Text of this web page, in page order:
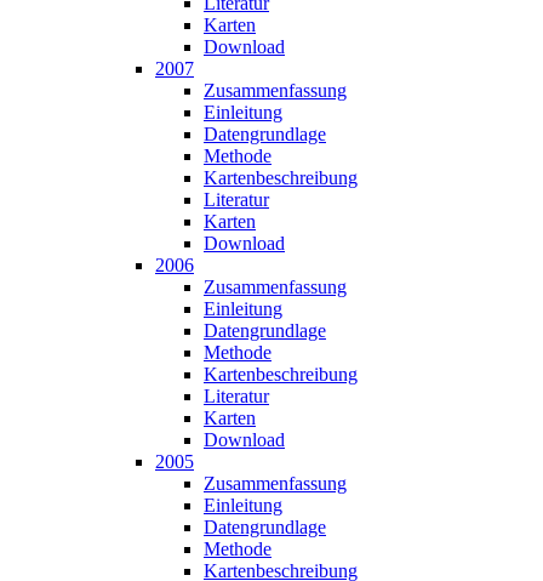
Karten
Download
2007
Zusammen­fassung
Einleitung
Datengrundlage
Methode
Karten­beschreibung
Literatur
Karten
Download
2006
Zusammen­fassung
Einleitung
Datengrundlage
Methode
Karten­beschreibung
Literatur
Karten
Download
2005
Zusammen­fassung
Einleitung
Datengrundlage
Methode
Karten­beschreibung